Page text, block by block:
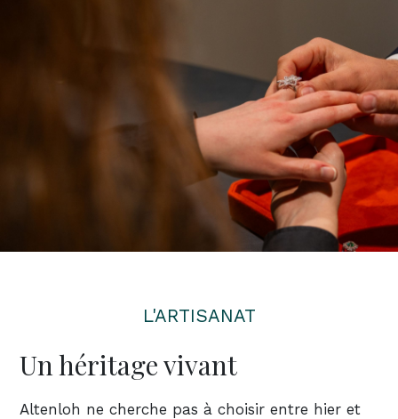
L'ARTISANAT
Un héritage vivant
Altenloh ne cherche pas à choisir entre hier et